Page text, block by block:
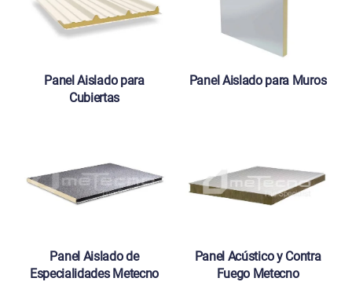
Panel Aislado para
Cubiertas
Panel Aislado para Muros
Panel Aislado de
Especialidades Metecno
Panel Acústico y Contra
Fuego Metecno